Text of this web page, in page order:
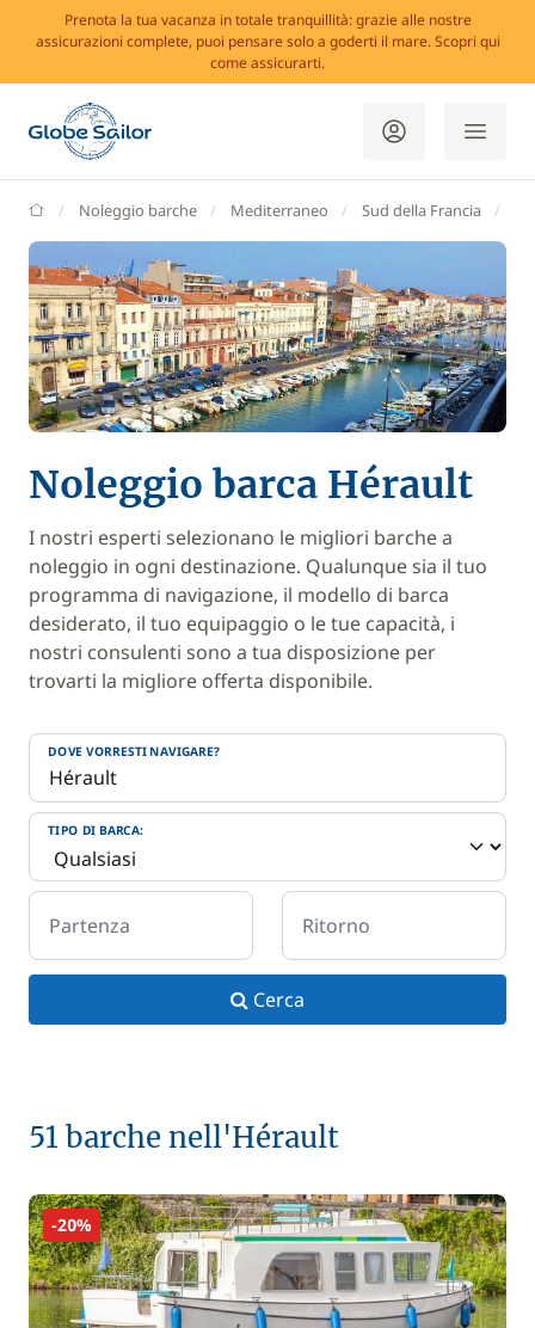
Prenota la tua vacanza in totale tranquillità: grazie alle nostre
assicurazioni complete, puoi pensare solo a goderti il mare. Scopri qui
come assicurarti.
GlobeSailor
Noleggio barche Mediterraneo Sud della Francia
Noleggio barca Hérault
I nostri esperti selezionano le migliori barche a
noleggio in ogni destinazione. Qualunque sia il tuo
programma di navigazione, il modello di barca
desiderato, il tuo equipaggio o le tue capacità, i
nostri consulenti sono a tua disposizione per
trovarti la migliore offerta disponibile.
DOVE VORRESTI NAVIGARE?
TIPO DI BARCA:
Partenza Ritorno
Cerca
51 barche nell'Hérault
-20%